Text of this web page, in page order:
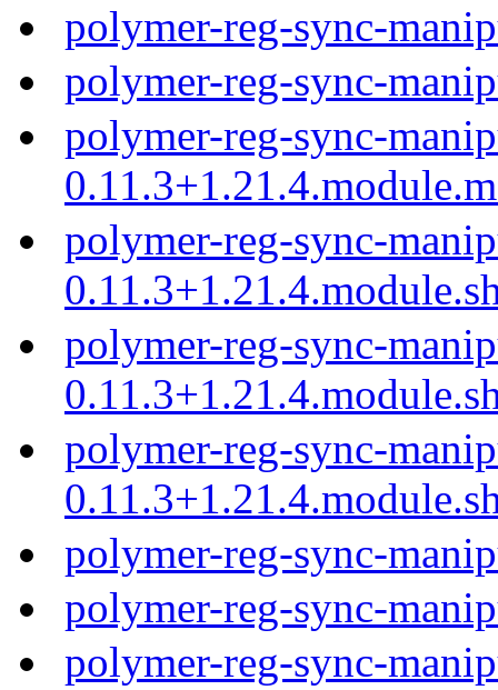
polymer-reg-sync-
polymer-reg-sync-
polymer-reg-sync-
polymer-reg-sync-
polymer-reg-sync-
polymer-reg-sync-
polymer-reg-sync-
polymer-reg-sync-
polymer-reg-sync-